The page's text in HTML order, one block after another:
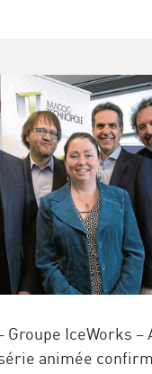
Groupe IceWorks –
animée